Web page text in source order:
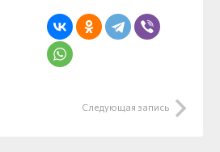
Следующая запись